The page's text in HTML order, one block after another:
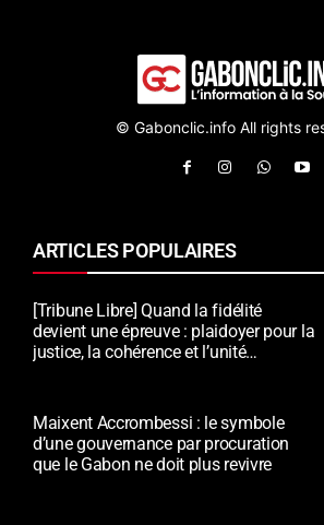
© Gabonclic.info All rights
ARTICLES POPULAIRES
[Tribune Libre] Quand la fidélité
devient une épreuve : plaidoyer pour la
justice, la cohérence et l’unité
Maixent Accrombessi : le symbole
d’une gouvernance par procuration
que le Gabon ne doit plus revivre